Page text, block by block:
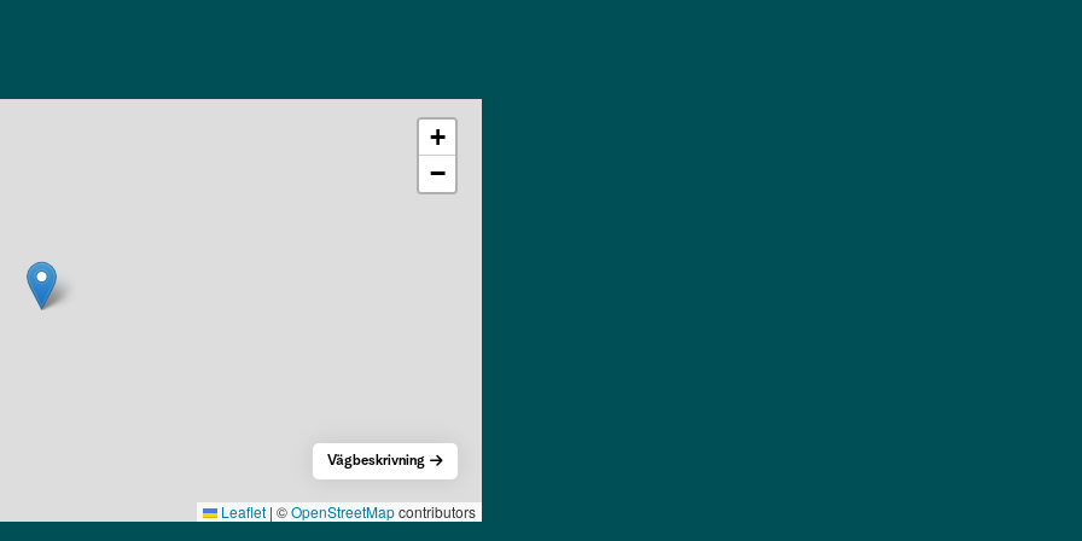
+
−
Leaflet | ©OpenStreetMapcontributors
Vägbeskrivning